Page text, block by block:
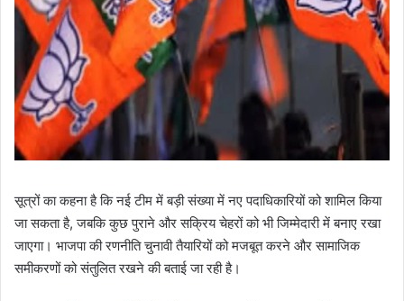
सूत्रों का कहना है कि नई टीम में बड़ी संख्या में नए पदाधिकारियों को शामिल किया
जा सकता है, जबकि कुछ पुराने और सक्रिय चेहरों को भी जिम्मेदारी में बनाए रखा
जाएगा। भाजपा की रणनीति चुनावी तैयारियों को मजबूत करने और सामाजिक
समीकरणों को संतुलित रखने की बताई जा रही है।